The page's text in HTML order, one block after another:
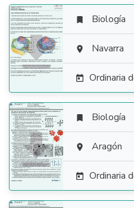

 Biología
 Navarra
 Ordinaria

 Biología
 Aragón
 Ordinaria